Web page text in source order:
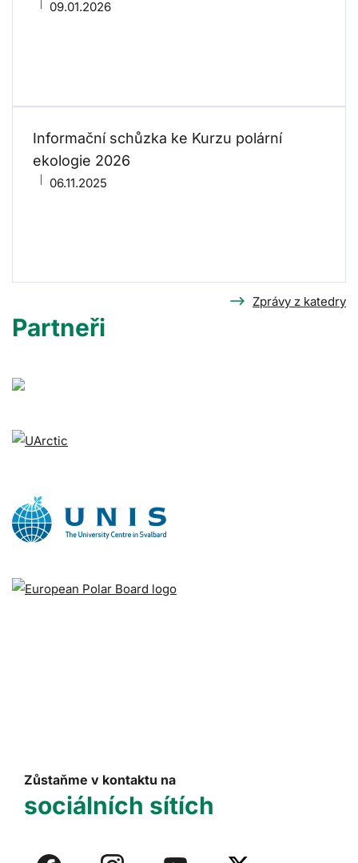
09.01.2026
Informační schůzka ke Kurzu polární
ekologie 2026
06.11.2025
Zprávy z katedry
Partneři
Zůstaňme v kontaktu na
sociálních sítích